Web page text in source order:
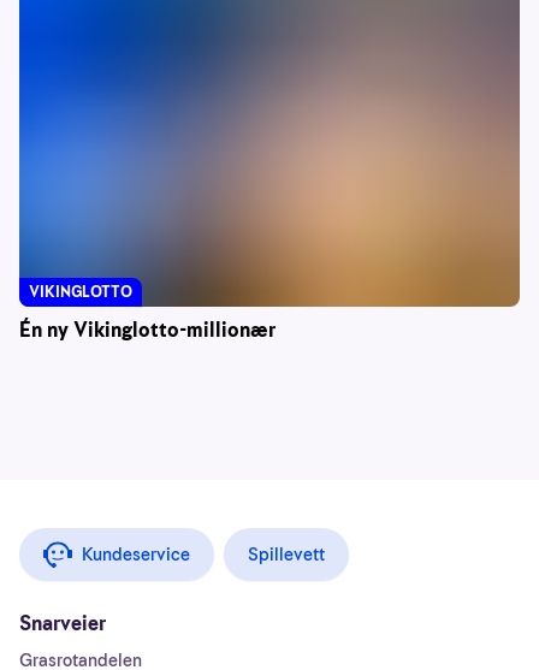
Én ny Vikinglotto-millionær
VIKINGLOTTO
Kundeservice Spillevett
Snarveier
Grasrotandelen